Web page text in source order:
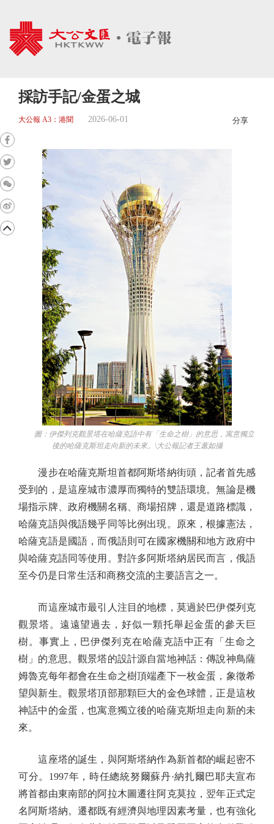
採訪手記/金蛋之城
大公報 A3：港聞 2026-06-01 分享
圖：伊傑列克觀景塔在哈薩克語中有「生命之樹」的意思，寓意獨立
後的哈薩克斯坦走向新的未來。\大公報記者王蕙如攝
漫步在哈薩克斯坦首都阿斯塔納街頭，記者首先感
受到的，是這座城市濃厚而獨特的雙語環境。無論是機
場指示牌、政府機關名稱、商場招牌，還是道路標識，
哈薩克語與俄語幾乎同等比例出現。原來，根據憲法，
哈薩克語是國語，而俄語則可在國家機關和地方政府中
與哈薩克語同等使用。對許多阿斯塔納居民而言，俄語
至今仍是日常生活和商務交流的主要語言之一。
而這座城市最引人注目的地標，莫過於巴伊傑列克
觀景塔。遠遠望過去，好似一顆托舉起金蛋的參天巨
樹。事實上，巴伊傑列克在哈薩克語中正有「生命之
樹」的意思。觀景塔的設計源自當地神話：傳說神鳥薩
姆魯克每年都會在生命之樹頂端產下一枚金蛋，象徵希
望與新生。觀景塔頂部那顆巨大的金色球體，正是這枚
神話中的金蛋，也寓意獨立後的哈薩克斯坦走向新的未
來。
這座塔的誕生，與阿斯塔納作為新首都的崛起密不
可分。1997年，時任總統努爾蘇丹·納扎爾巴耶夫宣布
將首都由東南部的阿拉木圖遷往阿克莫拉，翌年正式定
名阿斯塔納。遷都既有經濟與地理因素考量，也有強化